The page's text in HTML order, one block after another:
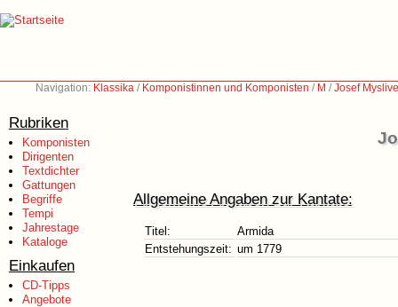
Navigation: Klassika / Komponistinnen und Komponisten / M /Josef
Rubriken
Komponisten
Dirigenten
Textdichter
Gattungen
Begriffe
Tempi
Jahrestage
Kataloge
Einkaufen
CD-Tipps
Angebote
Allgemeine Angaben zur Kantate:
Titel:
Armida
Entstehungszeit: um 1779